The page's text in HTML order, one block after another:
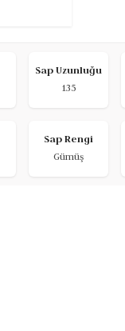
Sap Uzunluğu
135
Sap Rengi
Gümüş